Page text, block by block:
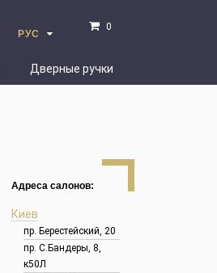
РУС
0
Дверные ручки
Адреса салонов:
Киев
пр. Берестейский, 20
пр. С.Бандеры, 8,
к50Л